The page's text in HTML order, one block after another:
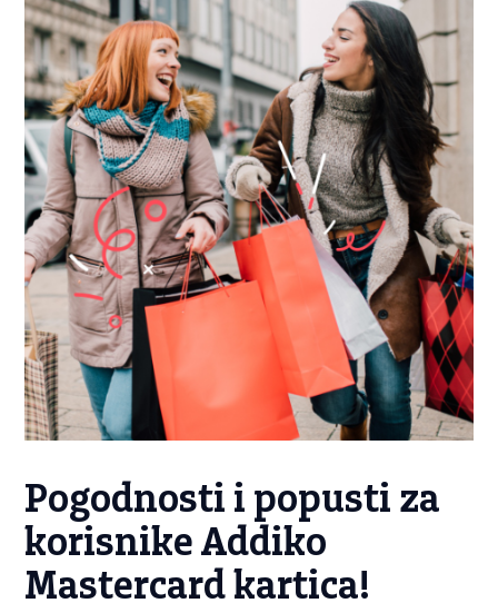
Pogodnosti i popusti za
korisnike Addiko
Mastercard kartica!